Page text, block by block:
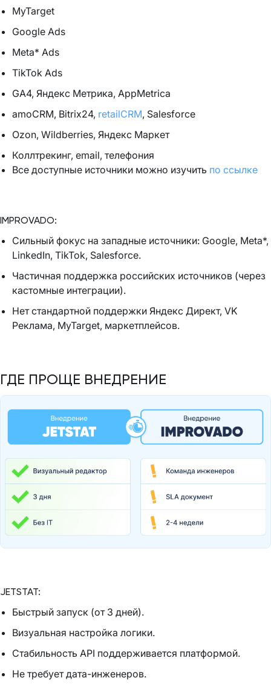
MyTarget
Google Ads
Meta* Ads
TikTok Ads
GA4, Яндекс Метрика, AppMetrica
amoCRM, Bitrix24, retailCRM, Salesforce
Ozon, Wildberries, Яндекс Маркет
Коллтрекинг, email, телефония
Все доступные источники можно изучить по ссылке
IMPROVADO:
Сильный фокус на западные источники: Google, Meta*,
LinkedIn, TikTok, Salesforce.
Частичная поддержка российских источников (через
кастомные интеграции).
Нет стандартной поддержки Яндекс Директ, VK
Реклама, MyTarget, маркетплейсов.
ГДЕ ПРОЩЕ ВНЕДРЕНИЕ
JETSTAT:
Быстрый запуск (от 3 дней).
Визуальная настройка логики.
Стабильность API поддерживается платформой.
Не требует дата-инженеров.